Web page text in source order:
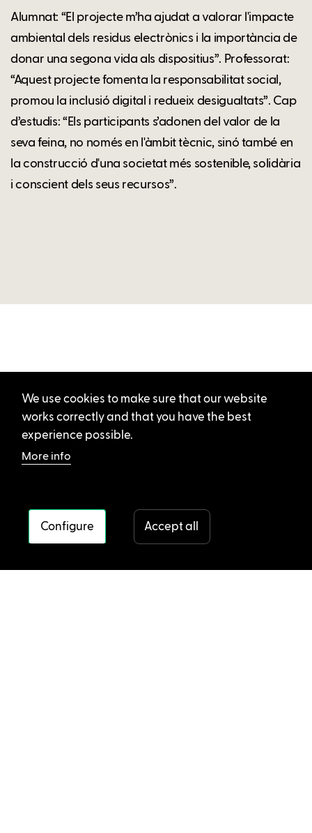
Alumnat: “El projecte m’ha ajudat a valorar l'impacte
ambiental dels residus electrònics i la importància de
donar una segona vida als dispositius”. Professorat:
“Aquest projecte fomenta la responsabilitat social,
promou la inclusió digital i redueix desigualtats”. Cap
d’estudis: “Els participants s’adonen del valor de la
seva feina, no només en l'àmbit tècnic, sinó també en
la construcció d'una societat més sostenible, solidària
i conscient dels seus recursos”.
We use cookies to make sure that our website
works correctly and that you have the best
experience possible.
More info
Configure Accept all